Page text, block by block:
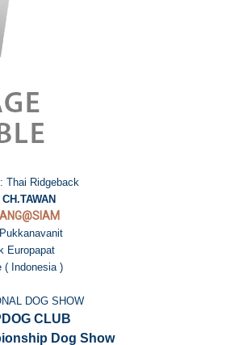
: Thai Ridgeback
Europapat
( Indonesia )
DOG SHOW
CLUB
Dog Show